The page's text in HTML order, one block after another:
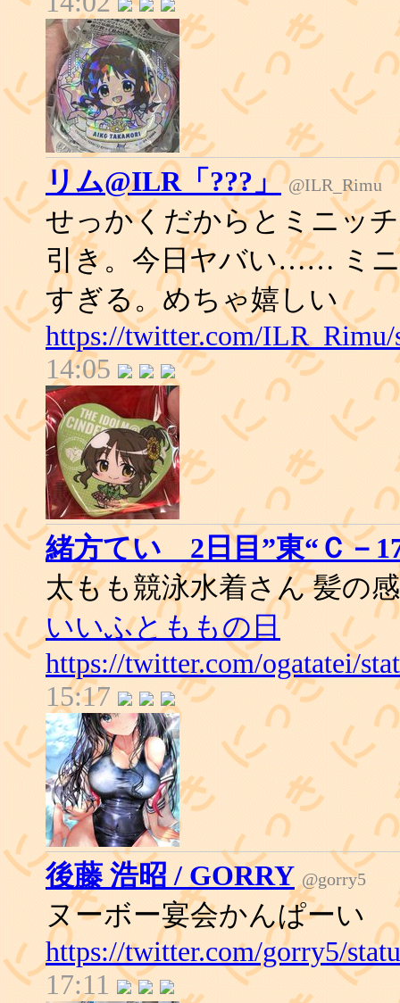
リム@ILR「???」 @ILR_Rimu
せっかくだからとミニッ
引き。今日ヤバい…… ミ
すぎる。めちゃ嬉しい
https://twitter.com/ILR_Rimu/
14:05
緒方てい 2日目”東“Ｃ－
太もも競泳水着さん 髪の
いいふとももの日
https://twitter.com/ogatatei/
15:17
後藤 浩昭 / GORRY @gorry5
ヌーボー宴会かんぱーい
https://twitter.com/gorry5/
17:11